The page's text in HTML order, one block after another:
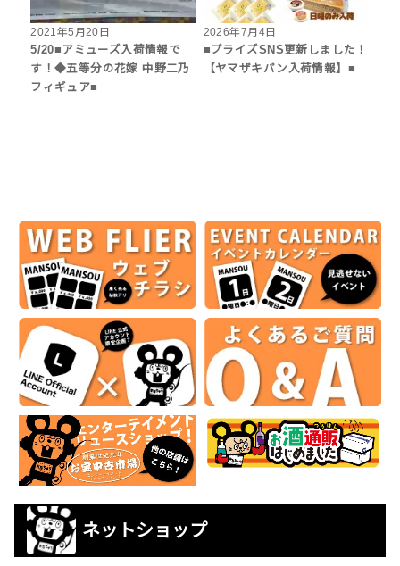
2021年5月20日
5/20■アミューズ入荷情報で
す！◆五等分の花嫁 中野二乃
フィギュア■
2026年7月4日
■プライズSNS更新しました！
【ヤマザキパン入荷情報】■
ネットショップ